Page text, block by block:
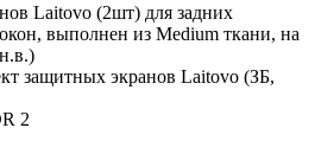
Laitovo (2шт) для задних
выполнен из Medium ткани, на
защитных экранов Laitovo (ЗБ,